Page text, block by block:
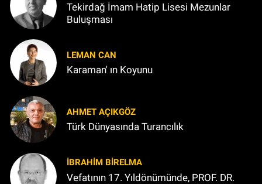
Tekirdağ İmam Hatip Lisesi Mezunlar
Buluşması
LEMAN CAN
Karaman' ın Koyunu
AHMET AÇIKGÖZ
Türk Dünyasında Turancılık
İBRAHIM BİRELMA
Vefatının 17. Yıldönümünde, PROF. DR.